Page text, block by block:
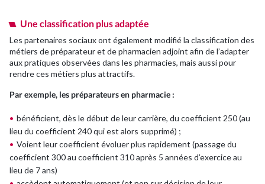
Une classification plus adaptée
Les partenaires sociaux ont également modifié la classification des
métiers de préparateur et de pharmacien adjoint afin de l’adapter
aux pratiques observées dans les pharmacies, mais aussi pour
rendre ces métiers plus attractifs.
Par exemple, les préparateurs en pharmacie :
bénéficient, dès le début de leur carrière, du coefficient 250 (au
lieu du coefficient 240 qui est alors supprimé) ;
Voient leur coefficient évoluer plus rapidement (passage du
coefficient 300 au coefficient 310 après 5 années d’exercice au
lieu de 7 ans)